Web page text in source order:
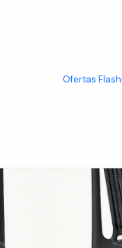
Ofertas Flash